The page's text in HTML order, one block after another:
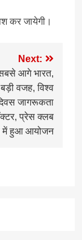
कर जायेगी।
Next:
आगे भारत,
वजह, विश्व
जागरूकता
प्रेस क्लब
में हुआ आयोजन